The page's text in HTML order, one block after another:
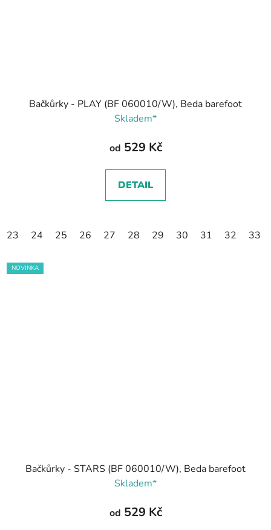
Bačkůrky - PLAY (BF 060010/W), Beda barefoot
Skladem*
od 529 Kč
DETAIL
23 24 25 26 27 28 29 30 31 32 33
NOVINKA
Bačkůrky - STARS (BF 060010/W), Beda barefoot
Skladem*
od 529 Kč